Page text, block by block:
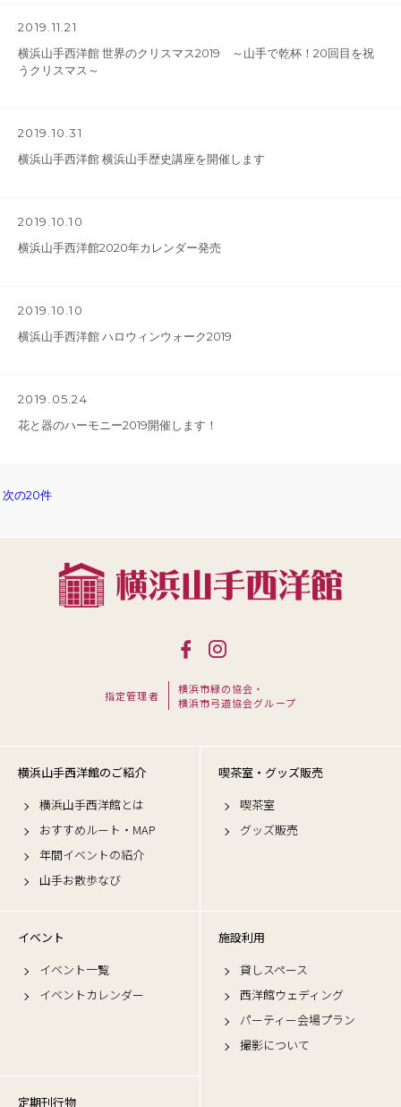
2019.11.21
横浜山手西洋館 世界のクリスマス2019 ～山手で乾杯！20回目を祝
うクリスマス～
2019.10.31
横浜山手西洋館 横浜山手歴史講座を開催します
2019.10.10
横浜山手西洋館2020年カレンダー発売
2019.10.10
横浜山手西洋館 ハロウィンウォーク2019
2019.05.24
花と器のハーモニー2019開催します！
次の20件
指定管理者
横浜市緑の協会・
横浜市弓道協会グループ
横浜山手西洋館のご紹介
横浜山手西洋館とは
おすすめルート・MAP
年間イベントの紹介
山手お散歩なび
喫茶室・グッズ販売
喫茶室
グッズ販売
イベント
イベント一覧
イベントカレンダー
施設利用
貸しスペース
西洋館ウェディング
パーティー会場プラン
撮影について
定期刊行物